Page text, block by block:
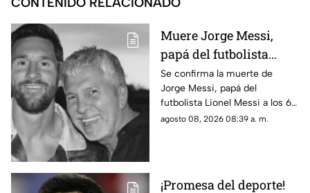
Muere Jorge Messi,
papá del futbolista
Lionel Messi a los 68
años; esto se sabe
Se confirma la muerte de
Jorge Messi, papá del
futbolista Lionel Messi a los 68
años de edad, te compartimos
agosto 08, 2026 08:39 a. m.
¡Promesa del deporte!